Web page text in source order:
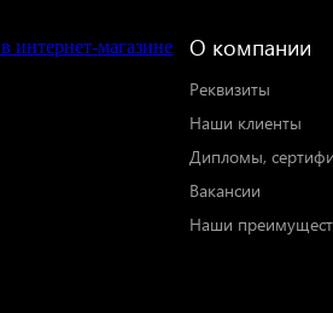
О компании
Реквизиты
Наши клиенты
Дипломы,
Вакансии
Наши